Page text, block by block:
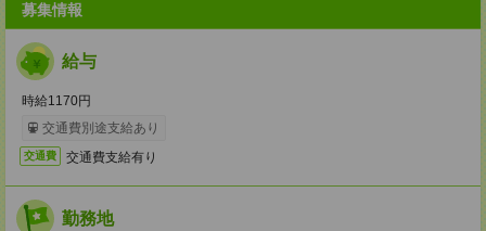
募集情報
給与
時給1170円
交通費別途支給あり
交通費 交通費支給有り
勤務地